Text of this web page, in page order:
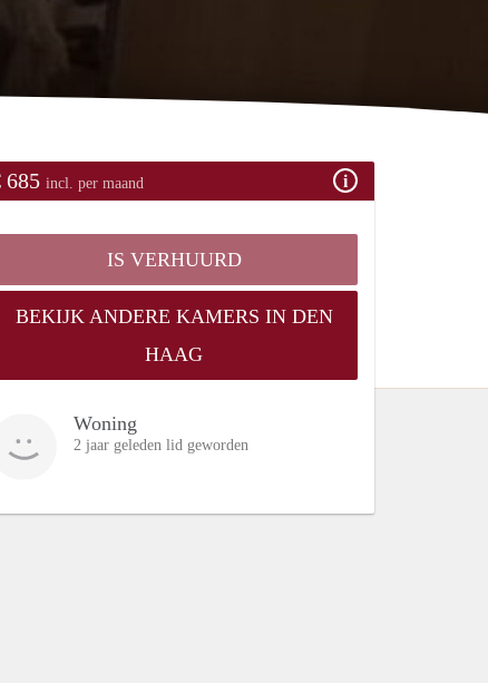
685 incl. per maand
IS VERHUURD
BEKIJK ANDERE KAMERS IN DEN
HAAG
Woning
2 jaar geleden lid geworden